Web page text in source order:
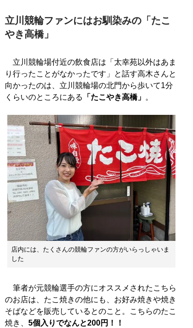
立川競輪ファンにはお馴染みの「たこ
やき高橋」
立川競輪場付近の飲食店は「太幸苑以外はあま
り行ったことがなかったです」と話す高木さんと
向かったのは、立川競輪場の北門から歩いて1分
くらいのところにある
「たこやき高橋」 。
店内には、たくさんの競輪ファンの方がいらっしゃいま
した
筆者が元競輪選手の方にオススメされたこちら
のお店は、たこ焼きの他にも、お好み焼きや焼き
そばなどを販売しているとのこと。こちらのたこ
焼き、 5個入りでなんと200円！！